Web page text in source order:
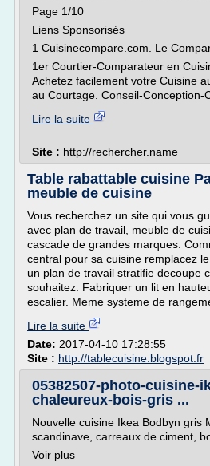
Page 1/10
Liens Sponsorisés
1 Cuisinecompare.com. Le
1er Courtier-Comparateur en
Achetez facilement votre Cuisine
au Courtage. Conseil-Conception-
Lire la suite
Site : http://rechercher.name
Table rabattable cuisine
meuble de cuisine
Vous recherchez un site qui vous
avec plan de travail, meuble de
cascade de grandes marques.
central pour sa cuisine remplacez
un plan de travail stratifie decoupe
souhaitez. Fabriquer un lit en
escalier. Meme systeme de
Lire la suite
Date: 2017-04-10 17:28:55
Site : http://tablecuisine.blogspot.fr
05382507-photo-cuisine-
chaleureux-bois-gris ...
Nouvelle cuisine Ikea Bodbyn gris
scandinave, carreaux de ciment,
Voir plus